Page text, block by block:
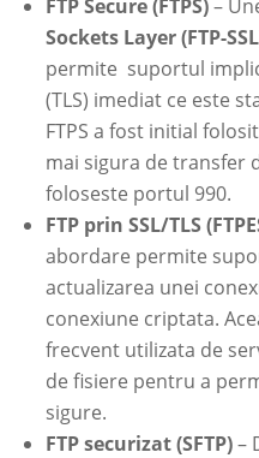
FTP Secure (FTPS)–
Sockets Layer (FTP-
permite suportul
(TLS) imediat ce este
FTPS a fost initial
mai sigura de transfer
foloseste portul 990.
FTP prin SSL/TLS
abordare permite
actualizarea unei
conexiune criptata.
frecvent utilizata de
de fisiere pentru a
sigure.
FTP securizat (SFTP)–